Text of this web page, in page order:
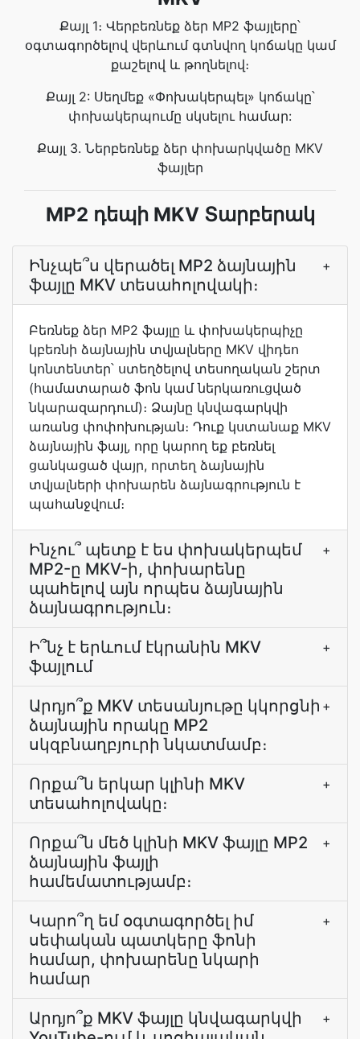
Քայլ 1։ Վերբեռնեք ձեր MP2 ֆայլերը՝
օգտագործելով վերևում գտնվող կոճակը կամ
քաշելով և թողնելով։
Քայլ 2: Սեղմեք «Փոխակերպել» կոճակը՝
փոխակերպումը սկսելու համար:
Քայլ 3. Ներբեռնեք ձեր փոխարկվածը MKV
ֆայլեր
MP2 դեպի MKV Տարբերակ
Ինչպե՞ս վերածել MP2 ձայնային
ֆայլը MKV տեսահոլովակի։
+
Բեռնեք ձեր MP2 ֆայլը և փոխակերպիչը
կբեռնի ձայնային տվյալները MKV վիդեո
կոնտենտեր՝ ստեղծելով տեսողական շերտ
(համատարած ֆոն կամ ներկառուցված
նկարազարդում)։ Ձայնը կնվագարկվի
առանց փոփոխության։ Դուք կստանաք MKV
ձայնային ֆայլ, որը կարող եք բեռնել
ցանկացած վայր, որտեղ ձայնային
տվյալների փոխարեն ձայնագրություն է
պահանջվում։
Ինչու՞ պետք է ես փոխակերպեմ
MP2-ը MKV-ի, փոխարենը
պահելով այն որպես ձայնային
ձայնագրություն։
+
Ի՞նչ է երևում էկրանին MKV
ֆայլում
+
Արդյո՞ք MKV տեսանյութը կկորցնի
ձայնային որակը MP2
սկզբնաղբյուրի նկատմամբ։
+
Որքա՞ն երկար կլինի MKV
տեսահոլովակը։
+
Որքա՞ն մեծ կլինի MKV ֆայլը MP2
ձայնային ֆայլի
համեմատությամբ։
+
Կարո՞ղ եմ օգտագործել իմ
սեփական պատկերը ֆոնի
համար, փոխարենը նկարի
համար
+
Արդյո՞ք MKV ֆայլը կնվագարկվի
+